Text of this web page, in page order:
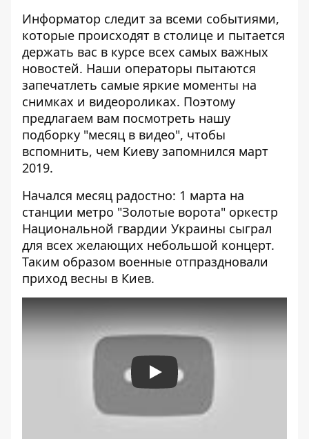
Информатор следит за всеми событиями,
которые происходят в столице и пытается
держать вас в курсе всех самых важных
новостей. Наши операторы пытаются
запечатлеть самые яркие моменты на
снимках и видеороликах. Поэтому
предлагаем вам посмотреть нашу
подборку "месяц в видео", чтобы
вспомнить, чем Киеву запомнился март
2019.
Начался месяц радостно: 1 марта на
станции метро "Золотые ворота" оркестр
Национальной гвардии Украины сыграл
для всех желающих небольшой концерт.
Таким образом военные отпраздновали
приход весны в Киев.
Play